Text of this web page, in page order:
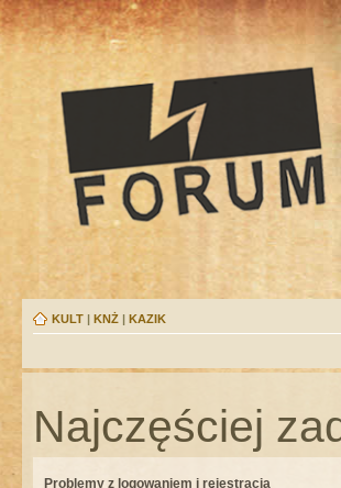
KULT | KNŻ | KAZIK
Najczęściej
Problemy z logowaniem i rejestracją